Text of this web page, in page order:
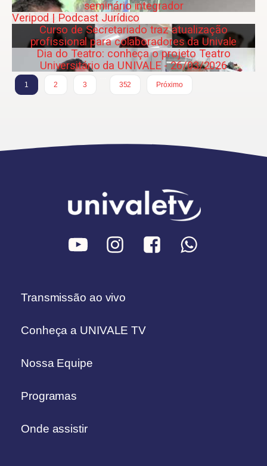
seminário integrador
Veripod | Podcast Jurídico
Curso de Secretariado traz atualização
profissional para colaboradores da Univale
Dia do Teatro: conheça o projeto Teatro
Universitário da UNIVALE - 26/03/2026
1 2 3
352
Próximo
Transmissão ao vivo
Conheça a UNIVALE TV
Nossa Equipe
Programas
Onde assistir